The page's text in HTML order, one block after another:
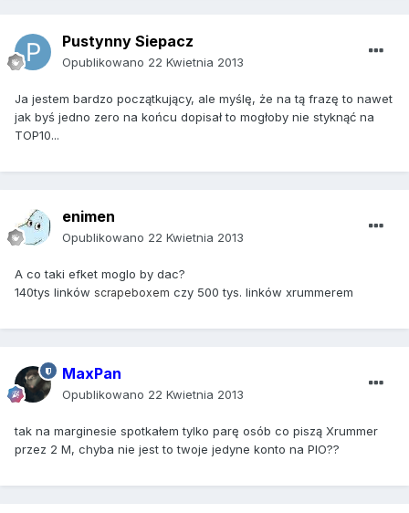
Pustynny Siepacz
Opublikowano 22 Kwietnia 2013
Ja jestem bardzo początkujący, ale myślę, że na tą frazę to nawet
jak byś jedno zero na końcu dopisał to mogłoby nie styknąć na
TOP10...
enimen
Opublikowano 22 Kwietnia 2013
A co taki efket moglo by dac?
140tys linków scrapeboxem czy 500 tys. linków xrummerem
MaxPan
Opublikowano 22 Kwietnia 2013
tak na marginesie spotkałem tylko parę osób co piszą Xrummer
przez 2 M, chyba nie jest to twoje jedyne konto na PIO??